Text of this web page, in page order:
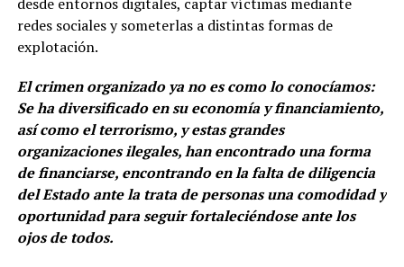
redes sociales y someterlas a distintas formas de
explotación.
El crimen organizado ya no es como lo conocíamos:
Se ha diversificado en su economía y financiamiento,
así como el terrorismo, y estas grandes
organizaciones ilegales, han encontrado una forma
de financiarse, encontrando en la falta de diligencia
del Estado ante la trata de personas una comodidad y
oportunidad para seguir fortaleciéndose ante los
ojos de todos.